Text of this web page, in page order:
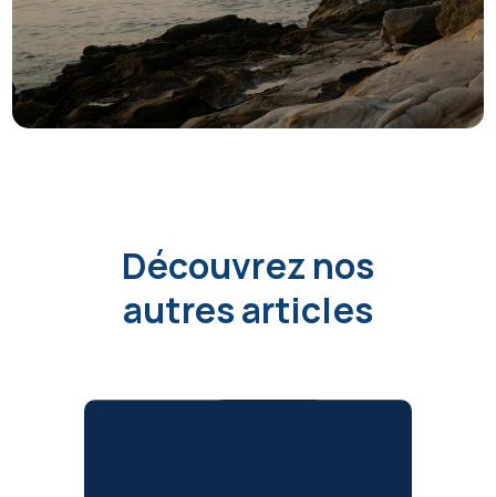
Découvrez nos
autres articles